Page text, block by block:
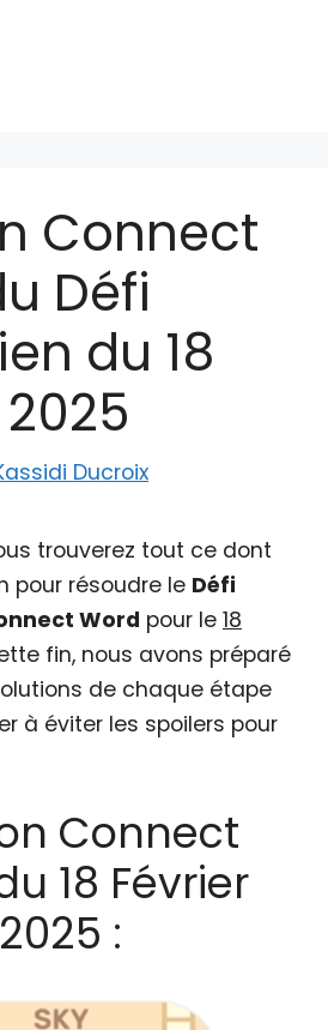
Connect
Défi
du 18
Ducroix
trouverez tout ce dont
pour résoudre le Défi
Word pour le 18
fin, nous avons préparé
de chaque étape
à éviter les spoilers pour
Connect
18 Février
2025 :